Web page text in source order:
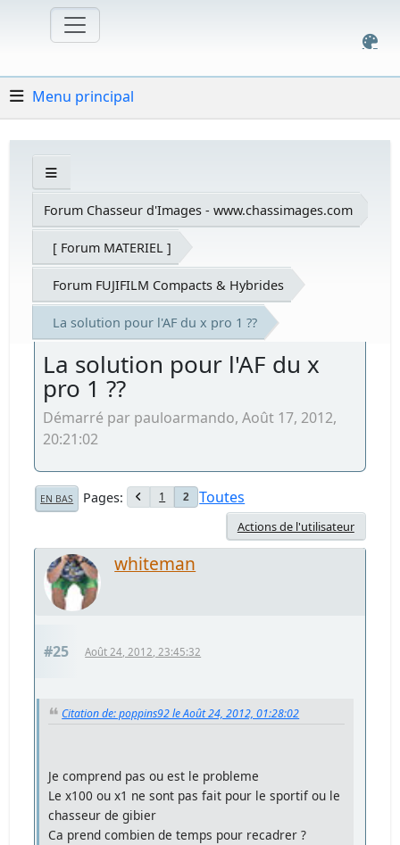
Menu principal
Forum Chasseur d'Images - www.chassimages.com
[ Forum MATERIEL ]
Forum FUJIFILM Compacts & Hybrides
La solution pour l'AF du x pro 1 ??
La solution pour l'AF du x
pro 1 ??
Démarré par pauloarmando, Août 17, 2012,
20:21:02
EN BAS Pages 1 2 Toutes
Actions de l'utilisateur
whiteman
#25 Août 24, 2012, 23:45:32
Citation de: poppins92 le Août 24, 2012, 01:28:02
Je comprend pas ou est le probleme
Le x100 ou x1 ne sont pas fait pour le sportif ou le
chasseur de gibier
Ca prend combien de temps pour recadrer ?